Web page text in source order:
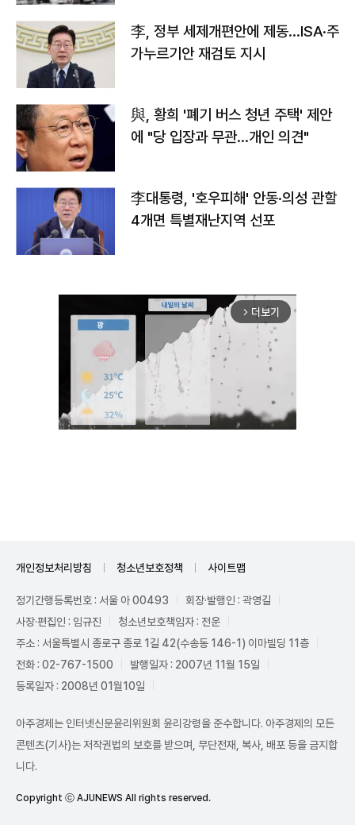
李, 정부 세제개편안에 제동…ISA·주
가누르기안 재검토 지시
與, 황희 '폐기 버스 청년 주택' 제안
에 "당 입장과 무관…개인 의견"
李대통령, '호우피해' 안동·의성 관할
4개면 특별재난지역 선포
arrow_forward_ios 더보기
개인정보처리방침 청소년보호정책 사이트맵
정기간행등록번호 : 서울 아 00493
회장·발행인 : 곽영길
사장·편집인 : 임규진
청소년보호책임자 : 전운
주소 : 서울특별시 종로구 종로 1길 42(수송동 146-1) 이마빌딩 11층
전화 : 02-767-1500
발행일자 : 2007년 11월 15일
등록일자 : 2008년 01월10일
아주경제는 인터넷신문윤리위원회 윤리강령을 준수합니다. 아주경제의 모든
콘텐츠(기사)는 저작권법의 보호를 받으며, 무단전재, 복사, 배포 등을 금지합
니다.
Copyright ⓒ AJUNEWS All rights reserved.